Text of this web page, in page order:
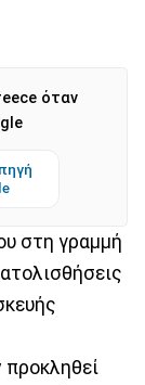
όταν
στη γραμμή